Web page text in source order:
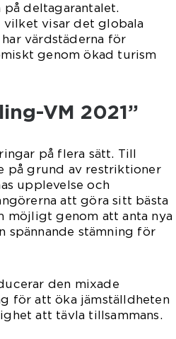
deltagarantalet.
vilket visar det globala
värdstäderna för
genom ökad turism
VM 2021”
på flera sätt. Till
på grund av restriktioner
upplevelse och
att göra sitt bästa
möjligt genom att anta nya
spännande stämning för
den mixade
för att öka jämställdheten
att tävla tillsammans.